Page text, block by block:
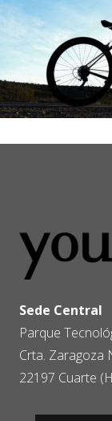
Sede Central
Parque
Crta. Zaragoza
22197 Cuarte